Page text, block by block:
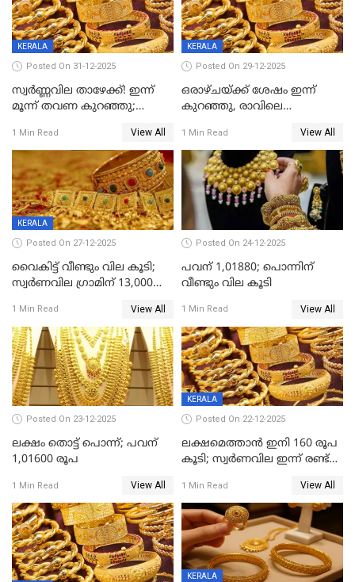
KERALA
Posted On 31-12-2025
സ്വർണ്ണവില താഴേക്ക്! ഇന്ന്
മൂന്ന് തവണ കുറഞ്ഞു;
1 Min Read View All
KERALA
Posted On 29-12-2025
ഒരാഴ്ചയ്ക്ക് ശേഷം ഇന്ന്
കുറഞ്ഞു, രാവിലെ
ഇടിവ്
1 Min Read View All
KERALA
Posted On 27-12-2025
വൈകിട്ട് വീണ്ടും വില കൂടി;
സ്വർണവില ഗ്രാമിന് 13,000
റെക്കോർഡ്
1 Min Read View All
Posted On 24-12-2025
പവന് 1,01880; പൊന്നിന്
വീണ്ടും വില കൂടി
1 Min Read View All
Posted On 23-12-2025
ലക്ഷം തൊട്ട് പൊന്ന്; പവന്
1,01600 രൂപ
1 Min Read View All
KERALA
Posted On 22-12-2025
ലക്ഷമെത്താൻ ഇനി 160 രൂപ
കൂടി; സ്വർണവില ഇന്ന് രണ്ട്
1 Min Read View All
KERALA